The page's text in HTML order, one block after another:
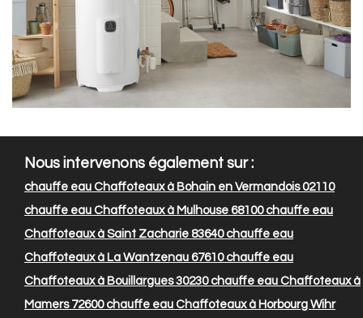
Nous intervenons également sur :
chauffe eau Chaffoteaux à Bohain en Vermandois 02110
chauffe eau Chaffoteaux à Mulhouse 68100chauffe eau
Chaffoteaux à Saint Zacharie 83640chauffe eau
Chaffoteaux à La Wantzenau 67610chauffe eau
Chaffoteaux à Bouillargues 30230chauffe eau Chaffoteaux à
Mamers 72600chauffe eau Chaffoteaux à Horbourg Wihr